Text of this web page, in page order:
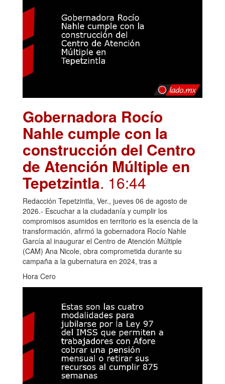
Gobernadora Rocío
Nahle cumple con la
construcción del Centro
de Atención Múltiple en
Tepetzintla. 16:44
Redacción Tepetzintla, Ver., jueves 06 de agosto de
2026.- Escuchar a la ciudadanía y cumplir los
compromisos asumidos en territorio es la esencia de la
transformación, afirmó la gobernadora Rocío Nahle
García al inaugurar el Centro de Atención Múltiple
(CAM) Ana Nicole, obra comprometida durante su
campaña a la gubernatura en 2024, tras a
Hora Cero